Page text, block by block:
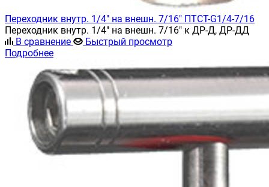
Переходник внутр. 1/4" на внешн. 7/16" ПТСТ-G1/4-7/16
Переходник внутр. 1/4" на внешн. 7/16" к ДР-Д, ДР-ДД
В сравнение
Быстрый просмотр
Подробнее